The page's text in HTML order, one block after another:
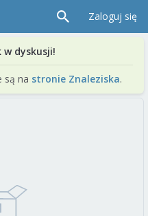
Zaloguj się
w dyskusji!
są na stronie Znaleziska.